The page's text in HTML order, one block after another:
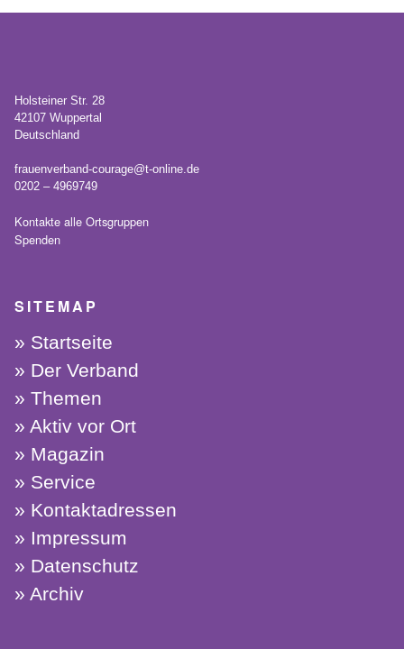
Holsteiner Str. 28
42107 Wuppertal
Deutschland
frauenverband-courage@t-online.de
0202 – 4969749
Kontakte alle Ortsgruppen
Spenden
SITEMAP
Startseite
Der Verband
Themen
Aktiv vor Ort
Magazin
Service
Kontaktadressen
Impressum
Datenschutz
Archiv